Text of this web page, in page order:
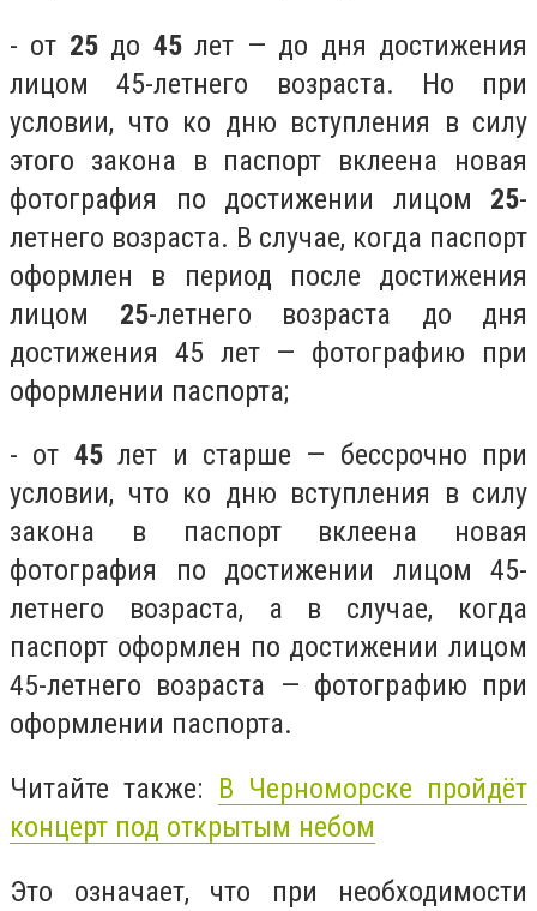
- от 25до 45лет — до дня достижения
лицом 45-летнего возраста. Но при
условии, что ко дню вступления в силу
этого закона в паспорт вклеена новая
фотография по достижении лицом 25-
летнего возраста. В случае, когда паспорт
оформлен в период после достижения
лицом 25-летнего возраста до дня
достижения 45 лет — фотографию при
оформлении паспорта;
- от 45лет и старше — бессрочно при
условии, что ко дню вступления в силу
закона в паспорт вклеена новая
фотография по достижении лицом 45-
летнего возраста, а в случае, когда
паспорт оформлен по достижении лицом
45-летнего возраста — фотографию при
оформлении паспорта.
Читайте также: В Черноморске пройдёт
концерт под открытым небом
Это означает, что при необходимости